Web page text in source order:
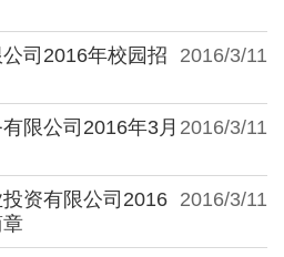
2016/3/11
司2016年校园招
2016/3/11
限公司2016年3月
2016/3/11
资有限公司2016